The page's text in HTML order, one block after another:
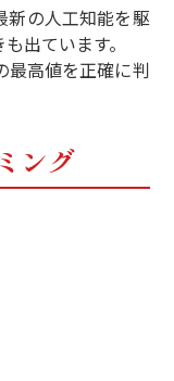
新の人工知能を駆
出ています。
最高値を正確に判
ング